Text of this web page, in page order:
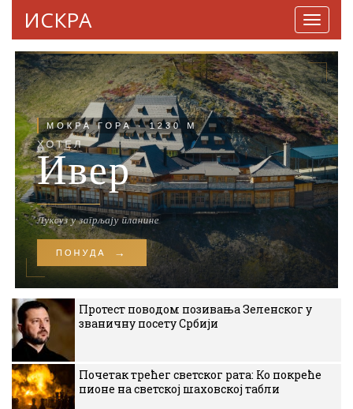
ИСКРА
Протест поводом позивања Зеленског у
званичну посету Србији
Почетак трећег светског рата: Ко покреће
пионе на светској шаховској табли